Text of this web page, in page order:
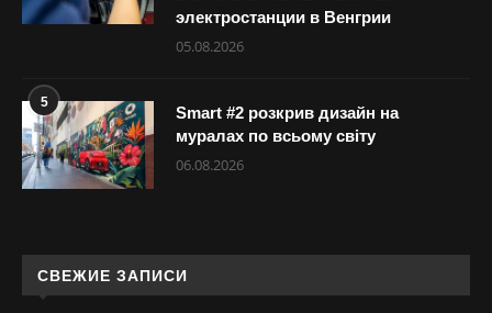
электростанции в Венгрии
05.08.2026
5
Smart #2 розкрив дизайн на
муралах по всьому світу
06.08.2026
СВЕЖИЕ ЗАПИСИ